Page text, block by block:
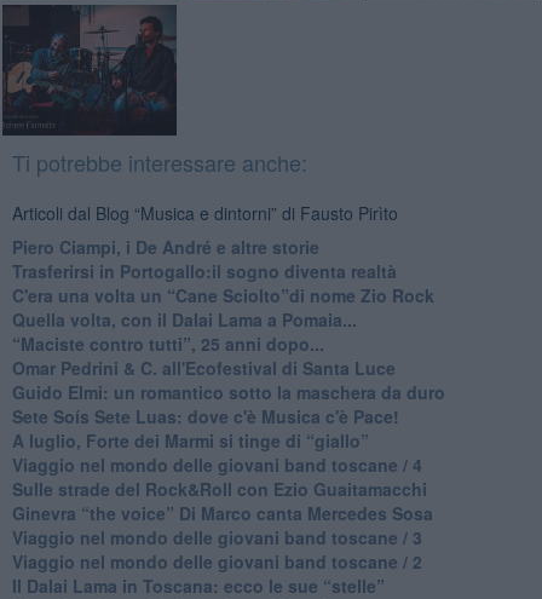
Ti potrebbe interessare anche:
Articoli dal Blog “Musica e dintorni” di Fausto Pirìto
​Piero Ciampi, i De André e altre storie
​Trasferirsi in Portogallo:il sogno diventa realtà
​C'era una volta un “Cane Sciolto”di nome Zio Rock
Quella volta, con il Dalai Lama a Pomaia...
​“Maciste contro tutti”, 25 anni dopo...
​Omar Pedrini & C. all'Ecofestival di Santa Luce
Guido Elmi: un romantico sotto la maschera da duro
Sete Soís Sete Luas: dove c'è Musica c'è Pace!
​A luglio, Forte dei Marmi si tinge di “giallo”
Viaggio nel mondo delle giovani band toscane / 4
Sulle strade del Rock&Roll con Ezio Guaitamacchi
​Ginevra “the voice” Di Marco canta Mercedes Sosa
Viaggio nel mondo delle giovani band toscane / 3
​Viaggio nel mondo delle giovani band toscane / 2
Il Dalai Lama in Toscana: ecco le sue “stelle”